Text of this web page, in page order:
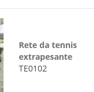
Rete da tennis
extrapesante
TE0102